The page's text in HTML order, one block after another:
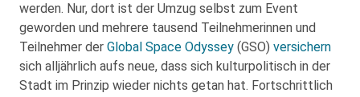
werden. Nur, dort ist der Umzug selbst zum Event
geworden und mehrere tausend Teilnehmerinnen und
Teilnehmer der Global Space Odyssey (GSO) versichern
sich alljährlich aufs neue, dass sich kulturpolitisch in der
Stadt im Prinzip wieder nichts getan hat. Fortschrittlich